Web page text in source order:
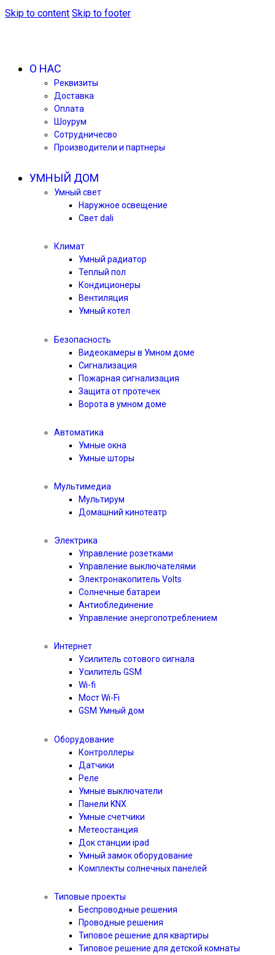
Skip to content Skip to footer
О НАС
Реквизиты
Доставка
Оплата
Шоурум
Сотрудничесво
Производители и партнеры
УМНЫЙ ДОМ
Умный свет
Наружное освещение
Свет dali
Климат
Умный радиатор
Теплый пол
Кондиционеры
Вентиляция
Умный котел
Безопасность
Видеокамеры в Умном доме
Сигнализация
Пожарная сигнализация
Защита от протечек
Ворота в умном доме
Автоматика
Умные окна
Умные шторы
Мультимедиа
Мультирум
Домашний кинотеатр
Электрика
Управление розетками
Управление выключателями
Электронакопитель Volts
Солнечные батареи
Антиоблединение
Управление энергопотреблением
Интернет
Усилитель сотового сигнала
Усилитель GSM
Wi-fi
Мост Wi-Fi
GSM Умный дом
Оборудование
Контроллеры
Датчики
Реле
Умные выключатели
Панели KNX
Умные счетчики
Метеостанция
Док станции ipad
Умный замок оборудование
Комплекты солнечных панелей
Типовые проекты
Беспроводные решения
Проводные решения
Типовое решение для квартиры
Типовое решение для детской комнаты